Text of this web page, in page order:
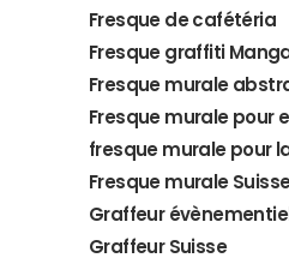
Fresque de cafétéria
Fresque graffiti
Fresque murale
Fresque murale pour
fresque murale pour
Fresque murale Suisse
Graffeur
Graffeur Suisse